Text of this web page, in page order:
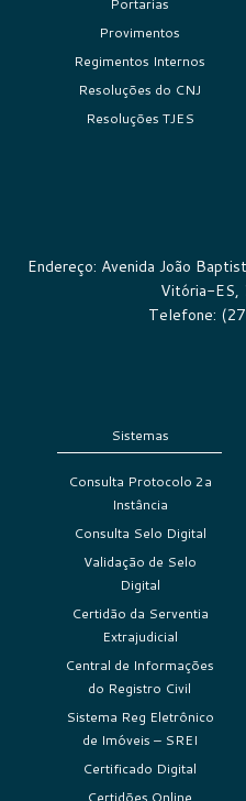
Portarias
Provimentos
Regimentos Internos
Resoluções do CNJ
Resoluções TJES
Endereço: Avenida João
Vitória-
Telefone:
Sistemas
Consulta Protocolo 2a
Instância
Consulta Selo Digital
Validação de Selo
Digital
Certidão da Serventia
Extrajudicial
Central de Informações
do Registro Civil
Sistema Reg Eletrônico
de Imóveis – SREI
Certificado Digital
Certidões Online